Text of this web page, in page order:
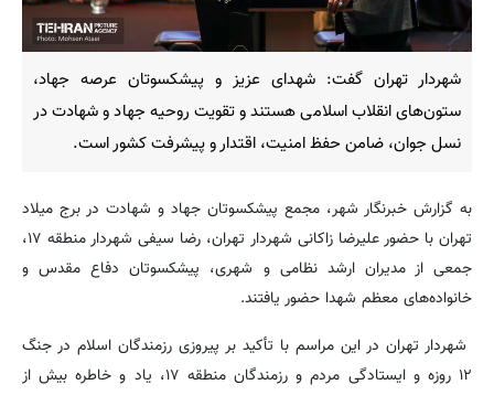
شهردار تهران گفت: شهدای عزیز و پیشکسوتان عرصه جهاد،
ستون‌های انقلاب اسلامی هستند و تقویت روحیه جهاد و شهادت در
نسل جوان، ضامن حفظ امنیت، اقتدار و پیشرفت کشور است.
به گزارش خبرنگار شهر، مجمع پیشکسوتان جهاد و شهادت در برج میلاد
تهران با حضور علیرضا زاکانی شهردار تهران، رضا سیفی شهردار منطقه ۱۷،
جمعی از مدیران ارشد نظامی و شهری، پیشکسوتان دفاع مقدس و
خانواده‌های معظم شهدا حضور یافتند.
شهردار تهران در این مراسم با تأکید بر پیروزی رزمندگان اسلام در جنگ
۱۲ روزه و ایستادگی مردم و رزمندگان منطقه ۱۷، یاد و خاطره بیش از